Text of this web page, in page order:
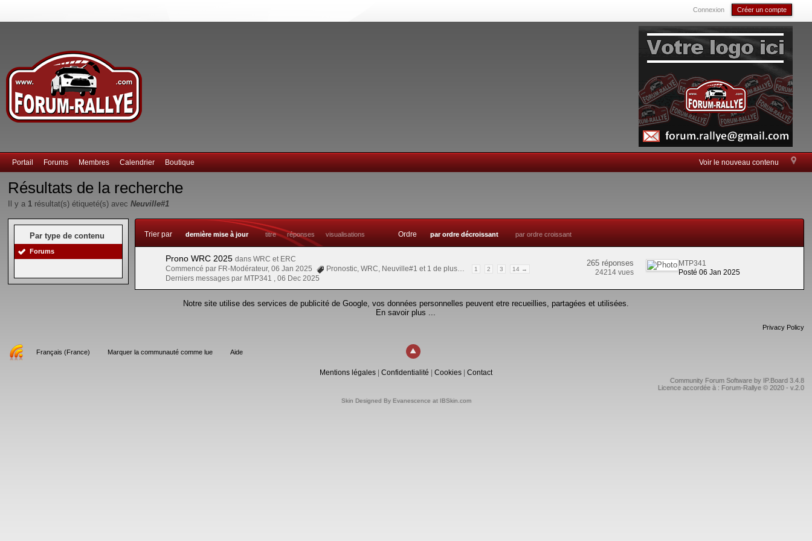
Connexion Créer un compte
Voir le nouveau contenu
Portail Forums Membres Calendrier Boutique
Résultats de la recherche
Il y a 1 résultat(s) étiqueté(s) avecNeuville#1
Par type de contenu
Forums
Trier par dernière mise à jour titre réponses visualisations Ordre par ordre décroissant par ordre croissant
Prono WRC 2025 dans WRC et ERC
Commencé par FR-Modérateur, 06 Jan 2025
Pronostic,WRC, Neuville#1 et 1 de plus… 1 2 3 14 →
Derniers messages par MTP341 ,06 Dec 2025
265 réponses
24214 vues
MTP341
Posté 06 Jan 2025
Notre site utilise des services de publicité de Google, vos données personnelles peuvent etre recueillies, partagées et utilisées.
En savoir plus ...
Privacy Policy
Français (France) Marquer la communauté comme lue Aide
Mentions légales| Confidentialité Cookies| Contact
Community Forum Software by IP.Board 3.4.8
Licence accordée à : Forum-Rallye © 2020 - v.2.0
Skin Designed By Evanescence at IBSkin.com